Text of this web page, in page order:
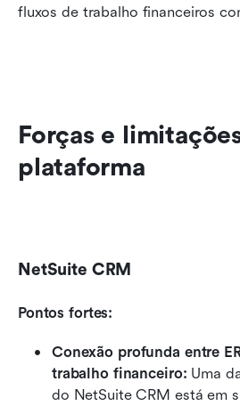
fluxos de trabalho financeiros
Forças e
plataforma
NetSuite CRM
Pontos fortes:
Conexão profunda entre
trabalho financeiro: Uma
do NetSuite CRM está em